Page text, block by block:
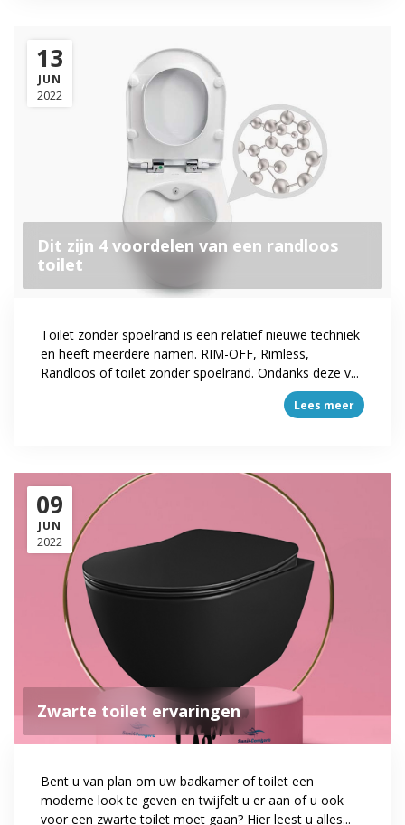
13
JUN
2022
Dit zijn 4 voordelen van een randloos
toilet
Toilet zonder spoelrand is een relatief nieuwe techniek
en heeft meerdere namen. RIM-OFF, Rimless,
Randloos of toilet zonder spoelrand. Ondanks deze v...
Lees meer
09
JUN
2022
Zwarte toilet ervaringen
Bent u van plan om uw badkamer of toilet een
moderne look te geven en twijfelt u er aan of u ook
voor een zwarte toilet moet gaan? Hier leest u alles...